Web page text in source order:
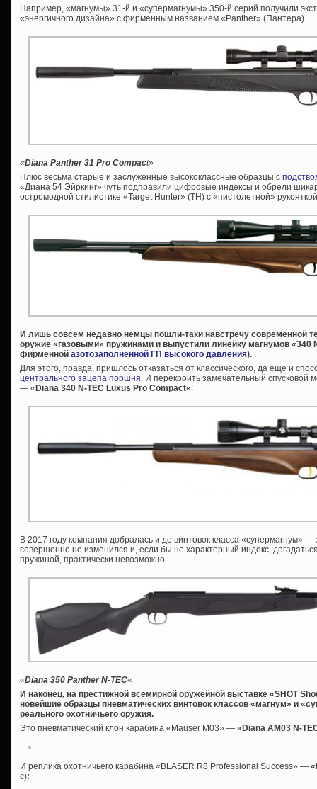
Например, «магнумы» 31-й и «супермагнумы» 350-й серий получили
«энергичного дизайна» с фирменным названием «Panther» (Пантера).
«Diana Panther 31 Pro Compact»
Плюс весьма старые и заслуженные высококлассные образцы с
«Диана 54 Эйркинг» чуть подправили цифровые индексы и обрели
остромодной стилистике «Target Hunter» (ТН) с «пистолетной»
И лишь совсем недавно немцы пошли-таки навстречу современной
оружие «газовыми» пружинами и выпустили линейку магнумов «340
фирменной азотозаполненной ГП высокого давления).
Для этого, правда, пришлось отказаться от классического, да еще и
центрального зацепа поршня . И перекроить замечательный
— «Diana 340 N-TEC Luxus Pro Compact«:
В 2017 году компания добралась и до винтовок класса «супермагнум»
совершенно не изменился и, если бы не характерный индекс,
пружиной, практически невозможно.
«Diana 350 Panther N-TEC«
И наконец, на престижной всемирной оружейной выставке «SHOT
новейшие образцы пневматических винтовок классов «магнум» и
реального охотничьего оружия.
Это пневматический клон карабина «Mauser M03» — «Diana AM03 N-
И реплика охотничьего карабина «BLASER R8 Professional Success» —
с):